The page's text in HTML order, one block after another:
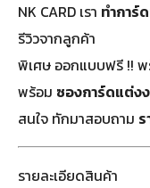
NK CARD เรา ทำการ์
รีวิวจากลูกค้า
พิเศษ ออกแบบฟรี !!
พร้อม ซองการ์ดแต่ง
สนใจ ทักมาสอบถาม
รายละเอียดสินค้า